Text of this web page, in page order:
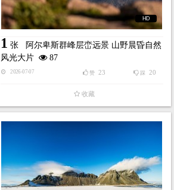
HD
1 张
阿尔卑斯群峰层峦远景 山野晨昏自然
风光大片
87
2026-07-07 踩 20
赞 23
收藏